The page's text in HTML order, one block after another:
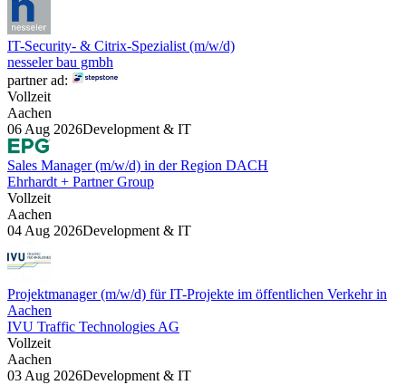
IT-Security- & Citrix-Spezialist (m/w/d)
nesseler bau gmbh
partner ad:
Vollzeit
Aachen
06 Aug 2026Development & IT
Sales Manager (m/w/d) in der Region DACH
Ehrhardt + Partner Group
Vollzeit
Aachen
04 Aug 2026Development & IT
Projektmanager (m/w/d) für IT-Projekte im öffentlichen Verkehr in
Aachen
IVU Traffic Technologies AG
Vollzeit
Aachen
03 Aug 2026Development & IT